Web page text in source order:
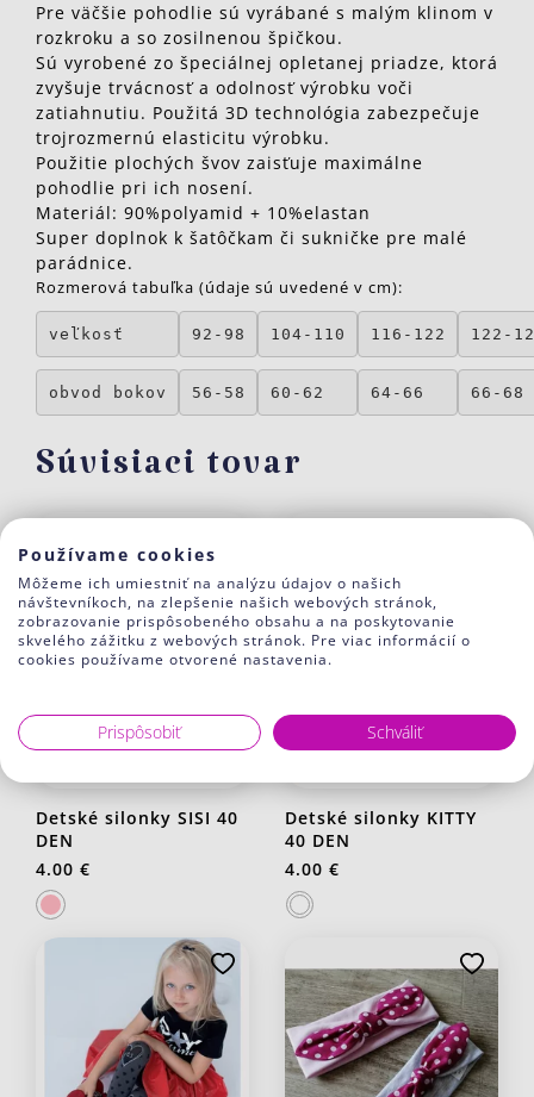
Pre väčšie pohodlie sú vyrábané s malým klinom v
rozkroku a so zosilnenou špičkou.
Sú vyrobené zo špeciálnej opletanej priadze, ktorá
zvyšuje trvácnosť a odolnosť výrobku voči
zatiahnutiu. Použitá 3D technológia zabezpečuje
trojrozmernú elasticitu výrobku.
Použitie plochých švov zaisťuje maximálne
pohodlie pri ich nosení.
Materiál: 90%polyamid + 10%elastan
Super doplnok k šatôčkam či sukničke pre malé
parádnice.
Rozmerová tabuľka (údaje sú uvedené v cm):
veľkosť 92-98 104-110 116-122 122-
obvod bokov 56-58 60-62 64-66 66-68
Súvisiaci tovar
Detské silonky SISI 40
DEN
4.00 €
Detské silonky KITTY
40 DEN
4.00 €
Používame cookies
Môžeme ich umiestniť na analýzu údajov o našich
návštevníkoch, na zlepšenie našich webových stránok,
zobrazovanie prispôsobeného obsahu a na poskytovanie
skvelého zážitku z webových stránok. Pre viac informácií o
cookies používame otvorené nastavenia.
Prispôsobiť Schváliť